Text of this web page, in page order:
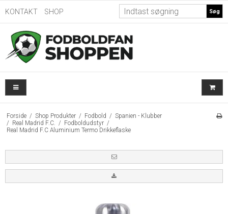
KONTAKT SHOP Søg
Forside / Shop Produkter / Fodbold / Spanien - Klubber
/ Real Madrid F.C. / Fodboldudstyr /
Real Madrid F.C Aluminium Termo Drikkeflaske